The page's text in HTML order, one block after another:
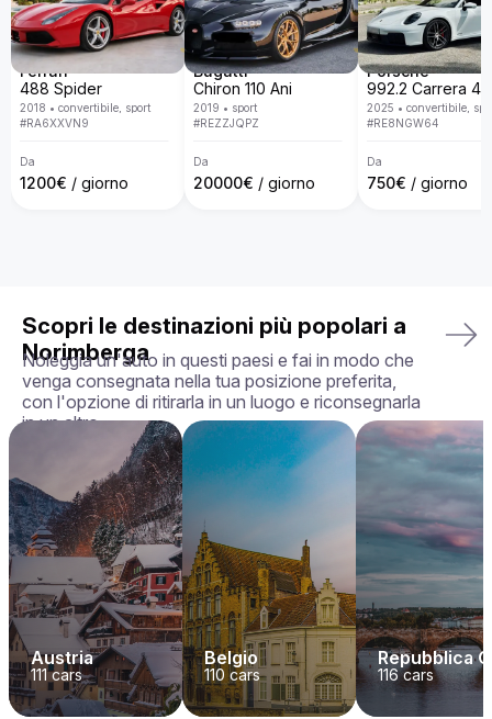
lusso con una flotta disponibile in tutta Europa. Con un
servizio personalizzato, consegna porta a porta, politiche
trasparenti e la garanzia di ricevere l'auto esattamente come
la hai scelta, in perfette condizioni, rendiamo la tua
esperienza di noleggio semplice, piacevole e su misura per
le tue esigenze.
La tua auto perfetta ti aspetta — prenota oggi la tua Aston
Ferrari
488 Spider
2018 • convertibile, sport
#RA6XXVN9
Da
1200€ / giorno
Bugatti
Chiron 110 Ani
2019 • sport
#REZZJQPZ
Da
20000€ / giorno
Porsche
2025 • convertibile,
#RE8NGW64
Da
750€ / giorno
Scopri le destinazioni più popolari a
Norimberga
Noleggia un'auto in questi paesi e fai in modo che
venga consegnata nella tua posizione preferita,
con l'opzione di ritirarla in un luogo e riconsegnarla
in un altro.
Austria
111cars
Belgio
110 cars
Repubblica
116cars